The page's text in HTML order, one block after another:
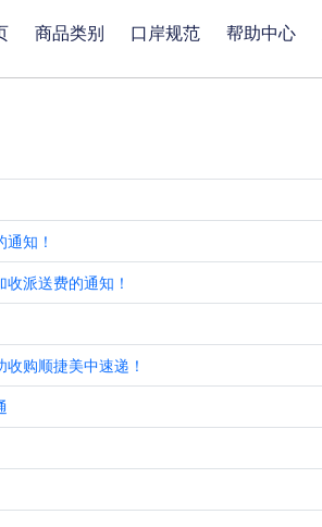
商品类别 口岸规范 帮助中心
知！
派送费的通知！
购顺捷美中速递！